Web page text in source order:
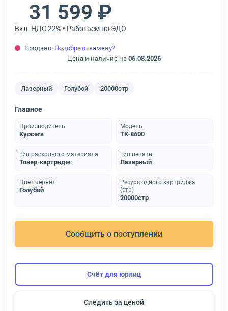
31 599 ₽
Вкл. НДС 22% • Работаем по ЭДО
Продано. Подобрать замену?
Цена и наличие на 06.08.2026
Лазерный Голубой 20000стр
Главное
Производитель
Kyocera
Модель
TK-8600
Тип расходного материала
Тонер-картридж
Тип печати
Лазерный
Цвет чернил
Голубой
Ресурс одного картриджа
(стр)
20000стр
Сообщить о поступлении
Счёт для юрлиц
Следить за ценой